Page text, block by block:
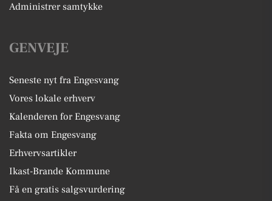
Administrer samtykke
GENVEJE
Seneste nyt fra Engesvang
Vores lokale erhverv
Kalenderen for Engesvang
Fakta om Engesvang
Erhvervsartikler
Ikast-Brande Kommune
Få en gratis salgsvurdering